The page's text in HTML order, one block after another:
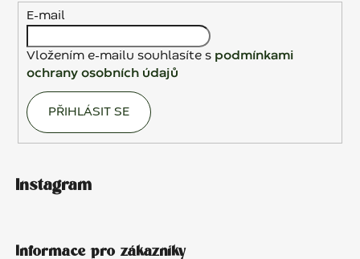
E-mail
Vložením e-mailu souhlasíte s podmínkami
ochrany osobních údajů
PŘIHLÁSIT SE
Instagram
Informace pro zákazníky